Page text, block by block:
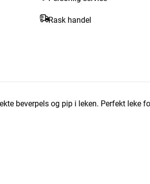
Rask handel
beverpels og pip i leken. Perfekt leke